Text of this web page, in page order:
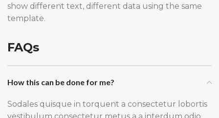
show different text, different data using the same
template.
FAQs
How this can be done for me?
Sodales quisque in torquent a consectetur lobortis